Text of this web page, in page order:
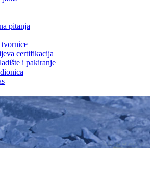
pitanja
certifikacija
i pakiranje